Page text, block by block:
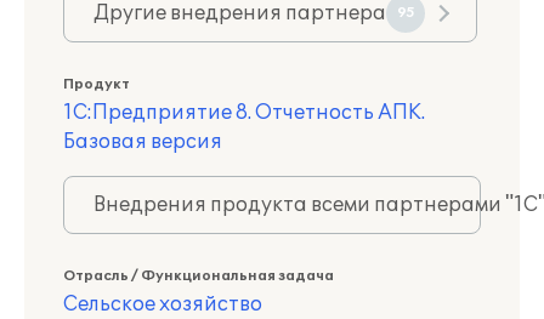
Другие внедрения партнера 95
Продукт
1С:Предприятие 8. Отчетность АПК.
Базовая версия
Внедрения продукта всеми партнерами
Отрасль / Функциональная задача
Сельское хозяйство